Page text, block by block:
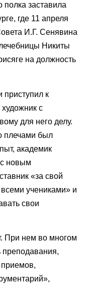
полка заставила
где 11 апреля
И.Г. Сенявина
Никиты
на должность
приступил к
с
для него делу.
плечами был
академик
новым
«за свой
учениками» и
свои
При нем во многом
преподавания,
приемов,